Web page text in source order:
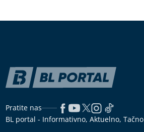
Pratite nas
BL portal - Informativno, Aktuelno, Tačno